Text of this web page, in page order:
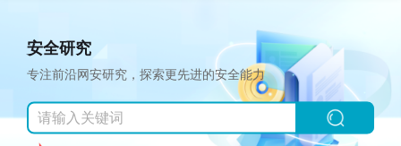
安全研究
专注前沿网安研究，探索更先进的安全能力